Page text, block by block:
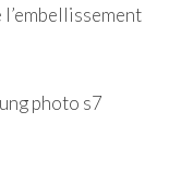
photo s7